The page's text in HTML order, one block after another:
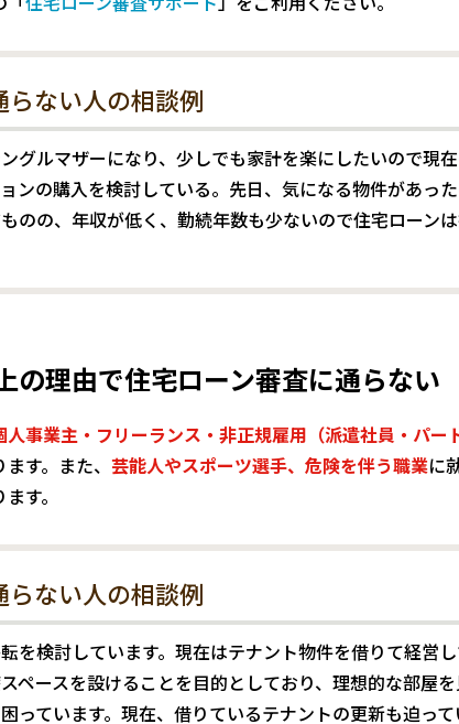
らない人の相談例
グルマザーになり、少しでも家計を楽にしたいので現
ンの購入を検討している。先日、気になる物件があっ
のの、年収が低く、勤続年数も少ないので住宅ローン
の理由で住宅ローン審査に通らない
事業主・フリーランス・非正規雇用（派遣社員・パー
す。また、 芸能人やスポーツ選手、危険を伴う職業に
す。
らない人の相談例
を検討しています。現在はテナント物件を借りて経営
ペースを設けることを目的としており、理想的な部屋
っています。現在、借りているテナントの更新も迫っ